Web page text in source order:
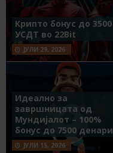
Крипто бонус до 3500
УСДТ во 22Bit
ЈУЛИ 29, 2026
Идеално за
завршницата од
Мундијалот – 100%
бонус до 7500 денари
ЈУЛИ 15, 2026